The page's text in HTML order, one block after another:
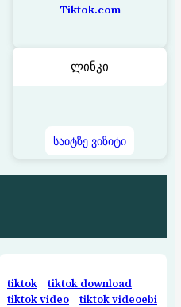
Tiktok.com
ლინკი
საიტზე ვიზიტი
tiktok
tiktok download
tiktok video
tiktok videoebi